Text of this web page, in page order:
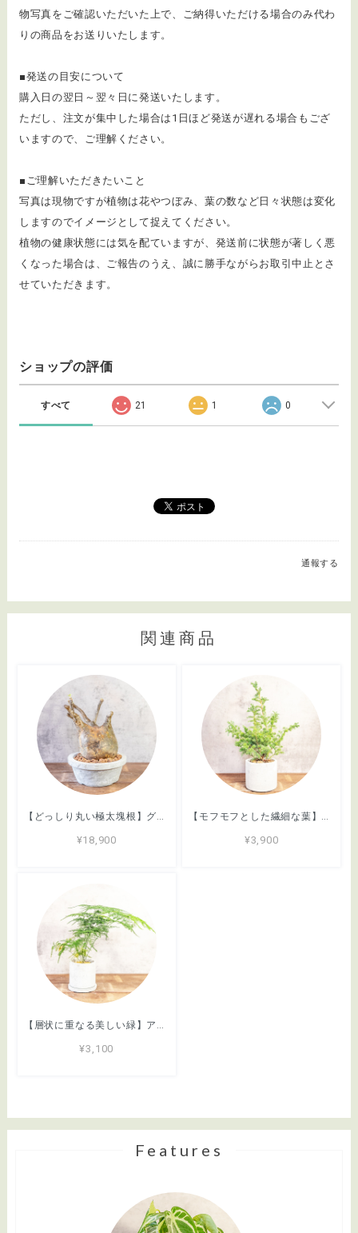
物写真をご確認いただいた上で、ご納得いただける場合のみ代わ
りの商品をお送りいたします。
■発送の目安について
購入日の翌日～翌々日に発送いたします。
ただし、注文が集中した場合は1日ほど発送が遅れる場合もござ
いますので、ご理解ください。
■ご理解いただきたいこと
写真は現物ですが植物は花やつぼみ、葉の数など日々状態は変化
しますのでイメージとして捉えてください。
植物の健康状態には気を配ていますが、発送前に状態が著しく悪
くなった場合は、ご報告のうえ、誠に勝手ながらお取引中止とさ
せていただきます。
ショップの評価
すべて 21 1 0
通報する
関連商品
【どっしり丸い極太塊根】グラキリス。胴回り40cmの圧倒的ボリューム。無骨な「手づくりモルタル鉢」とセットで。｜虫発生抑制（全国一律送料850円）
¥18,900
【モフモフとした繊細な葉】ヒムロスギ。やわらかな質感、ふんわり広がる美しい緑。通気性抜群の手づくりモルタル鉢に植え込んでお届け／育て方がわかるシートあり／全国一律送料850円
¥3,900
¥3,100
Features